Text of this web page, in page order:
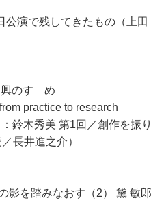
公演で残してきたもの（上田
のすゝめ
practice to research
鈴木秀美 第1回／創作を振り
長井進之介）
影を踏みなおす（2） 黛 敏郎